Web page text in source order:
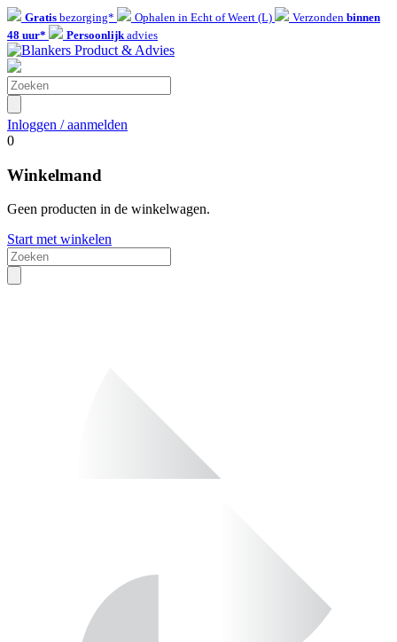
Gratis bezorging* Ophalen in Echt of Weert (L) Verzonden binnen
48 uur*
Persoonlijkadvies
Inloggen / aanmelden
0
Winkelmand
Geen producten in de winkelwagen.
Start met winkelen